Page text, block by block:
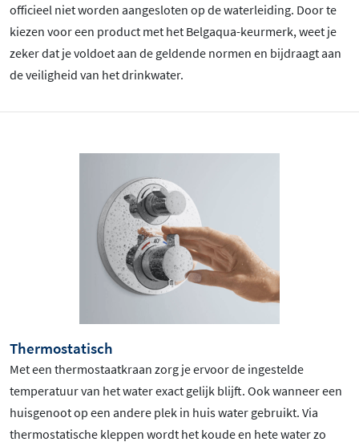
officieel niet worden aangesloten op de waterleiding. Door te
kiezen voor een product met het Belgaqua-keurmerk, weet je
zeker dat je voldoet aan de geldende normen en bijdraagt aan
de veiligheid van het drinkwater.
Thermostatisch
Met een thermostaatkraan zorg je ervoor de ingestelde
temperatuur van het water exact gelijk blijft. Ook wanneer een
huisgenoot op een andere plek in huis water gebruikt. Via
thermostatische kleppen wordt het koude en hete water zo